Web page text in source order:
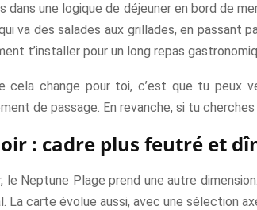
dans une logique de déjeuner en bord de
va des salades aux grillades, en passant
t’installer pour un long repas
cela change pour toi, c’est que tu peux
de passage. En revanche, si tu
: cadre plus feutré et
le Neptune Plage prend une autre
La carte évolue aussi, avec une sélection